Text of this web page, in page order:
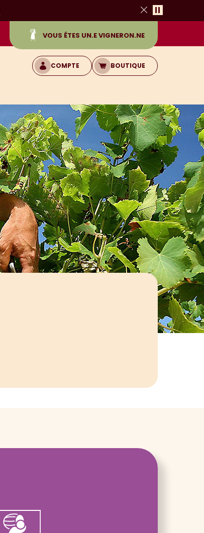
Fermer
VOUS ÊTES UN.E VIGNERON.NE
COMPTE BOUTIQUE